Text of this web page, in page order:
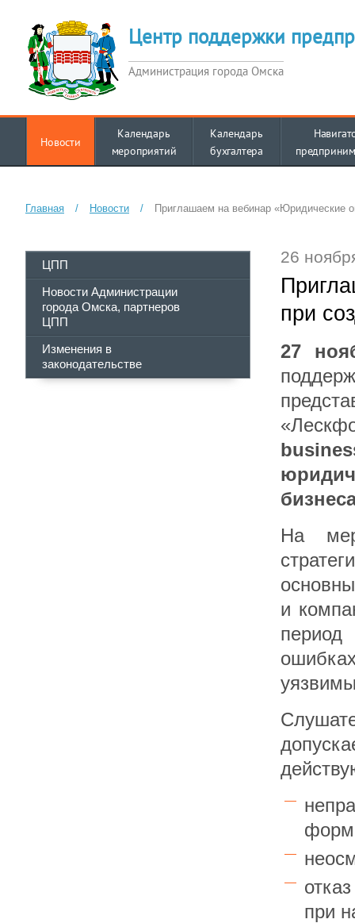
Центр поддержки
Администрация города Омска
Новости
Календарь
мероприятий
Календарь
бухгалтера
Главная / Новости / Приглашаем на вебинар «Юридические
ЦПП
Новости Администрации
города Омска, партнеров
ЦПП
Изменения в
законодательстве
26
при
27
На
и
при